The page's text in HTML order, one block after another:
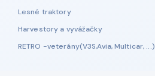
Lesné traktory
Harvestory a vyvážačky
RETRO -veterány(V3S,Avia, Multicar, ...)